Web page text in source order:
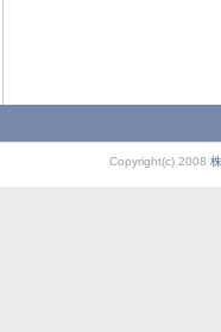
Copyright(c) 2008